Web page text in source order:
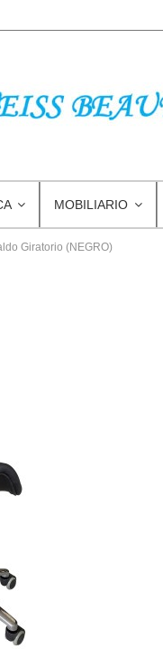
MOBILIARIO
Giratorio (NEGRO)